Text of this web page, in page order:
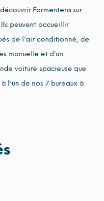
Formentera sur
peuvent accueillir
de l'air conditionné, de
manuelle et d'un
voiture spacieuse que
l'un de nos 7 bureaux à